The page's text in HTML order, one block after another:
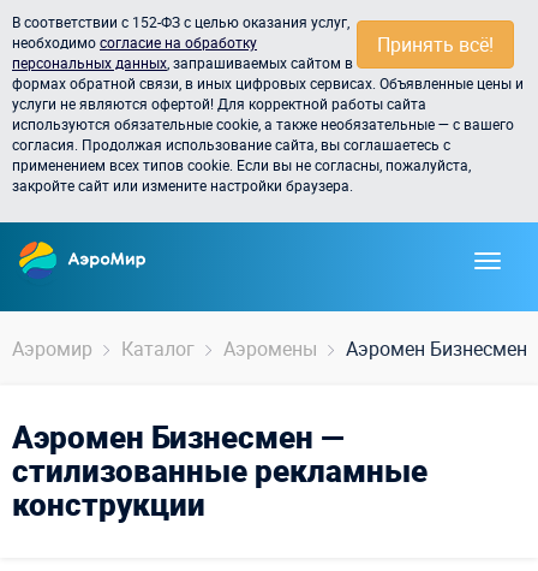
Принять всё!
В соответствии с 152-ФЗ с целью оказания услуг,
необходимосогласие на обработку
персональных данных , запрашиваемых сайтом в
формах обратной связи, в иных цифровых сервисах. Объявленные цены и
услуги не являются офертой! Для корректной работы сайта
используются обязательные cookie, а также необязательные — с вашего
согласия. Продолжая использование сайта, вы соглашаетесь с
применением всех типов cookie. Если вы не согласны, пожалуйста,
закройте сайт или измените настройки браузера.
Аэромир Каталог Аэромены Аэромен Бизнесмен
Аэромен Бизнесмен —
стилизованные рекламные
конструкции